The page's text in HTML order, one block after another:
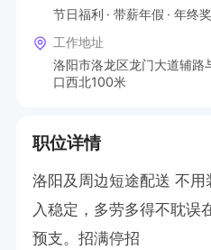
节日福利
带薪年假 年终奖
工作地址
洛阳市洛龙区龙门大道辅路
口西北100米
职位详情
洛阳及周边短途配送 不
入稳定，多劳多得不耽误
预支。招满停招